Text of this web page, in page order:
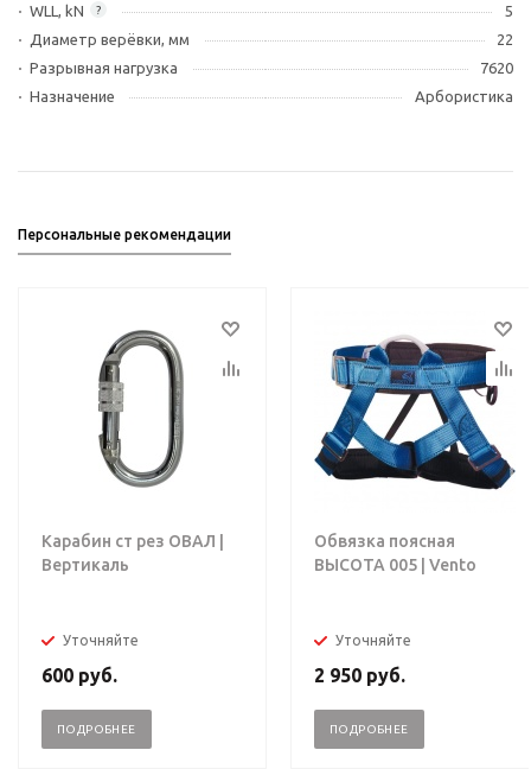
?
WLL, kN
5
Диаметр верёвки, мм
22
Разрывная нагрузка
7620
Назначение
Арбористика
Персональные рекомендации
Карабин ст рез ОВАЛ |
Вертикаль
Уточняйте
600 руб.
ПОДРОБНЕЕ
Обвязка поясная
ВЫСОТА 005 | Vento
Уточняйте
2 950 руб.
ПОДРОБНЕЕ